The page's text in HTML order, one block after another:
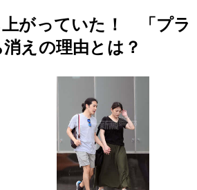
上がっていた！ 「プラ
えの理由とは？